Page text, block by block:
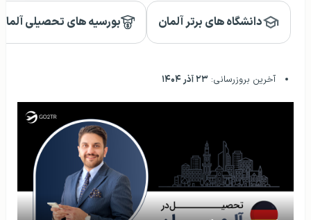
دانشگاه های برتر آلمان بورسیه های تحصیلی
آخرین بروزرسانی: ۲۳ آذر ۱۴۰۴